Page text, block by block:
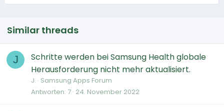
Similar threads
J
Schritte werden bei Samsung Health globale
Herausforderung nicht mehr aktualisiert.
J. Samsung Apps Forum
Antworten 7 24. November 2022